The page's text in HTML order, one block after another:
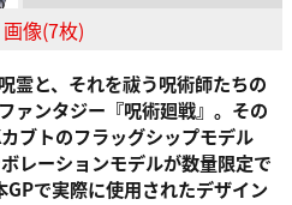
画像(7枚)
霊と、それを祓う呪術師たちの
ァンタジー『呪術廻戦』。その
ブトのフラッグシップモデル
レーションモデルが数量限定で
で実際に使用されたデザイン